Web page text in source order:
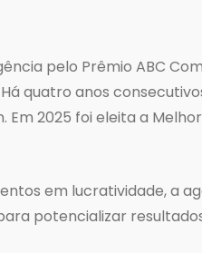
pelo Prêmio ABC
quatro anos
Em 2025 foi eleita a
em lucratividade, a
potencializar